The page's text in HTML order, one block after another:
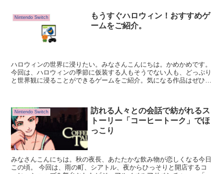
Nintendo Switch
もうすぐハロウィン！おすすめゲ
ームをご紹介。
ハロウィンの世界に浸りたい。みなさんこんにちは。かめかめです。
今回は、ハロウィンの季節に仮装する人もそうでない人も、どっぷり
と世界観に浸ることができるゲームをご紹介。気になる作品はぜひプ
Nintendo Switch
訪れる人々との会話で紡がれるス
トーリー「コーヒートーク」でほ
っこり
みなさんこんにちは。秋の夜長、あたたかな飲み物が恋しくなる今日
この頃。 今回は、雨の町、シアトル、夜からひっそりと開店するコ